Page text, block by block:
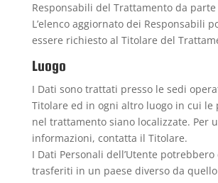
Responsabili del Trattamento da
L’elenco aggiornato dei Responsabili
essere richiesto al Titolare del
Luogo
I Dati sono trattati presso le sedi
Titolare ed in ogni altro luogo in cui le
nel trattamento siano localizzate. Per
informazioni, contatta il Titolare.
I Dati Personali dell’Utente potrebbero
trasferiti in un paese diverso da quello